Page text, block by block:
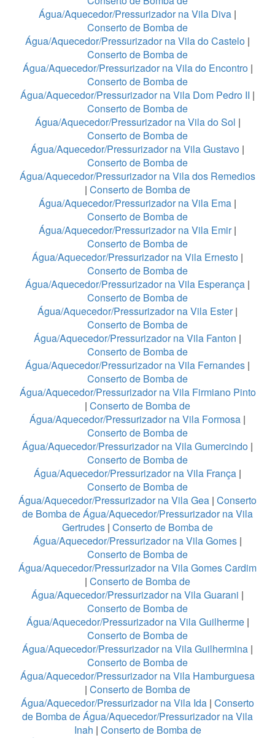
Água/Aquecedor/Pressurizador na Vila Diva |
Conserto de Bomba de
Água/Aquecedor/Pressurizador na Vila do Castelo |
Conserto de Bomba de
Água/Aquecedor/Pressurizador na Vila do Encontro|
Conserto de Bomba de
Água/Aquecedor/Pressurizador na Vila Dom Pedro II |
Conserto de Bomba de
Água/Aquecedor/Pressurizador na Vila do Sol |
Conserto de Bomba de
Água/Aquecedor/Pressurizador na Vila Gustavo |
Conserto de Bomba de
Água/Aquecedor/Pressurizador na Vila dos Remedios
| Conserto de Bomba de
Água/Aquecedor/Pressurizador na Vila Ema |
Conserto de Bomba de
Água/Aquecedor/Pressurizador na Vila Emir|
Conserto de Bomba de
Água/Aquecedor/Pressurizador na Vila Ernesto |
Conserto de Bomba de
Água/Aquecedor/Pressurizador na Vila Esperança |
Conserto de Bomba de
Água/Aquecedor/Pressurizador na Vila Ester|
Conserto de Bomba de
Água/Aquecedor/Pressurizador na Vila Fanton |
Conserto de Bomba de
Água/Aquecedor/Pressurizador na Vila Fernandes |
Conserto de Bomba de
Água/Aquecedor/Pressurizador na Vila Firmiano Pinto
| Conserto de Bomba de
Água/Aquecedor/Pressurizador na Vila Formosa |
Conserto de Bomba de
Água/Aquecedor/Pressurizador na Vila Gumercindo |
Conserto de Bomba de
Água/Aquecedor/Pressurizador na Vila França |
Conserto de Bomba de
Água/Aquecedor/Pressurizador na Vila Gea | Conserto
de Bomba de Água/Aquecedor/Pressurizador na Vila
Gertrudes | Conserto de Bomba de
Água/Aquecedor/Pressurizador na Vila Gomes |
Conserto de Bomba de
Água/Aquecedor/Pressurizador na Vila Gomes Cardim
| Conserto de Bomba de
Água/Aquecedor/Pressurizador na Vila Guarani |
Conserto de Bomba de
Água/Aquecedor/Pressurizador na Vila Guilherme|
Conserto de Bomba de
Água/Aquecedor/Pressurizador na Vila Guilhermina |
Conserto de Bomba de
Água/Aquecedor/Pressurizador na Vila Hamburguesa
| Conserto de Bomba de
Água/Aquecedor/Pressurizador na Vila Ida | Conserto
de Bomba de Água/Aquecedor/Pressurizador na Vila
Inah | Conserto de Bomba de